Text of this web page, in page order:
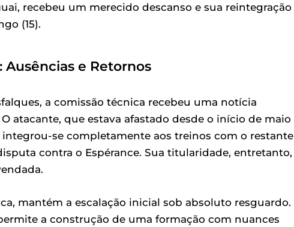
recebeu um merecido descanso e sua reintegração
(15).
Ausências e Retornos
a comissão técnica recebeu uma notícia
atacante, que estava afastado desde o início de maio
se completamente aos treinos com o restante
contra o Espérance. Sua titularidade, entretanto,
mantém a escalação inicial sob absoluto resguardo.
a construção de uma formação com nuances